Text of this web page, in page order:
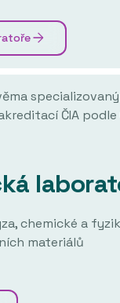
ČIA podle
chemické a
materiálů